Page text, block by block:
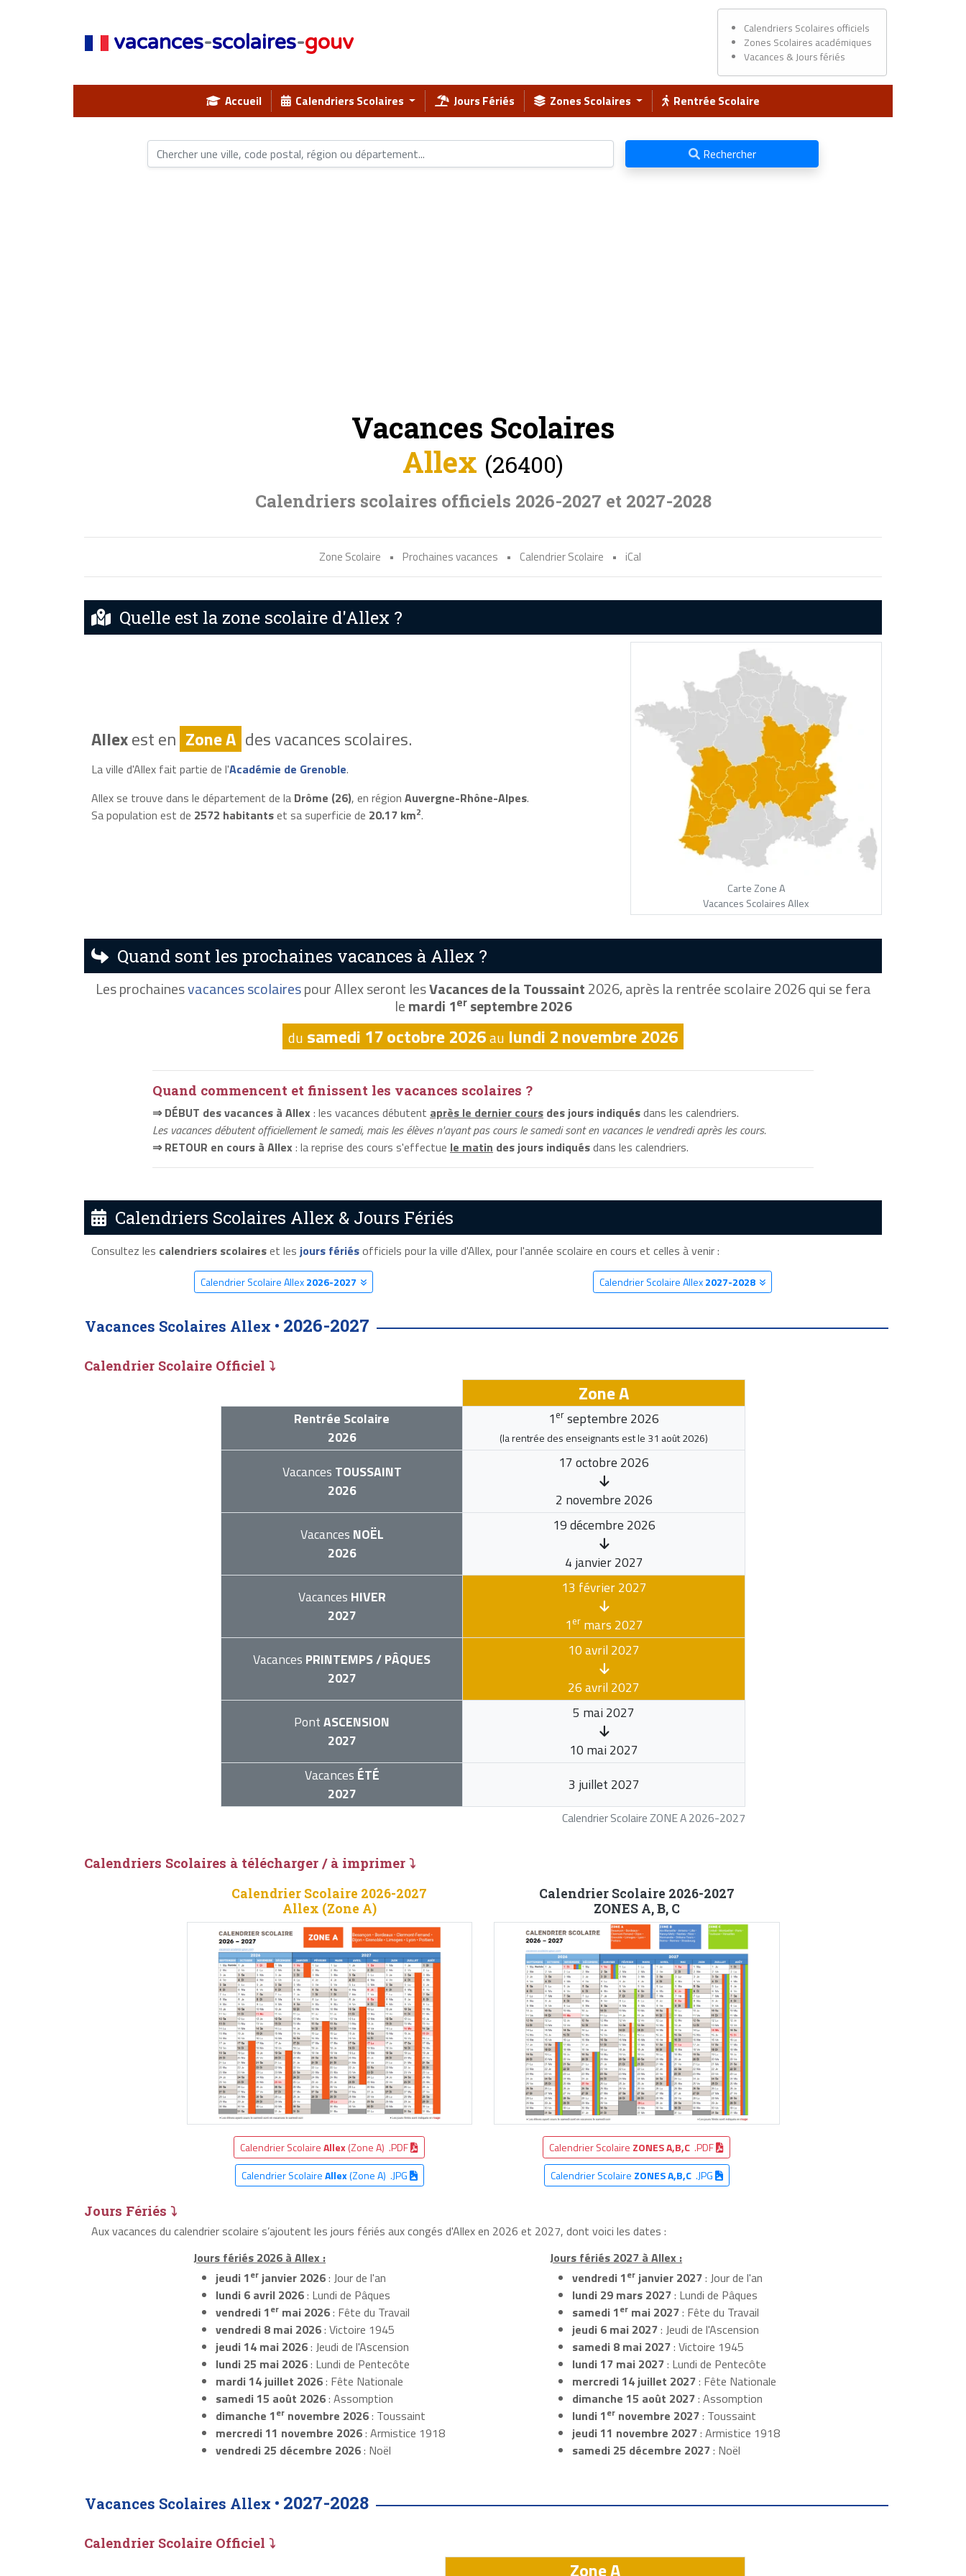
vacances-scolaires-gouv
Calendriers Scolaires officiels
Zones Scolaires académiques
Vacances & Jours fériés
Accueil Calendriers Scolaires Jours Fériés Zones Scolaires Rentrée Scolaire
Rechercher
Vacances Scolaires
Allex (26400)
Calendriers scolaires officiels 2026-2027 et 2027-2028
Zone Scolaire • Prochaines vacances • Calendrier Scolaire • iCal
Quelle est la zone scolaire d'Allex ?
Allexest en Zone A des vacances scolaires.
La ville d'Allex fait partie de l'Académie de Grenoble.
Allex se trouve dans le département de la Drôme (26), en région Auvergne-Rhône-Alpes.
Sa population est de 2572 habitantset sa superficie de 20.17 km2.
Carte Zone A
Vacances Scolaires Allex
Quand sont les prochaines vacances à Allex ?
Les prochainesvacances scolairespour Allex seront lesVacances de la Toussaint2026, après la rentrée scolaire 2026 qui se fera
lemardi 1erseptembre 2026
du samedi 17 octobre 2026au lundi 2 novembre 2026
Quand commencent et finissent les vacances scolaires ?
⇒ DÉBUT des vacances à Allex : les vacances débutent après le dernier cours des jours indiquésdans les calendriers.
Les vacances débutent officiellement le samedi, mais les élèves n'ayant pas cours le samedi sont en vacances le vendredi après les cours.
⇒ RETOUR en cours à Allex : la reprise des cours s'effectue le matin des jours indiquésdans les calendriers.
Calendriers Scolaires Allex & Jours Fériés
Consultez les calendriers scolaireset les jours fériésofficiels pour la ville d'Allex, pour l'année scolaire en cours et celles à venir :
Calendrier Scolaire Allex2026-2027 Calendrier Scolaire Allex2027-2028
Vacances Scolaires Allex • 2026-2027
Calendrier Scolaire Officiel ⤵
Calendrier Scolaire ZONE A 2026-2027
Zone A
Rentrée Scolaire
2026
1 er septembre 2026
(la rentrée des enseignants est le 31 août 2026)
Vacances TOUSSAINT
2026
17 octobre 2026
2 novembre 2026
Vacances NOËL
2026
19 décembre 2026
4 janvier 2027
Vacances HIVER
2027
13 février 2027
1ermars 2027
Vacances PRINTEMPS / PÂQUES
2027
10 avril 2027
26 avril 2027
PontASCENSION
2027
5 mai 2027
10 mai 2027
Vacances ÉTÉ
2027
3 juillet 2027
Calendriers Scolaires à télécharger / à imprimer ⤵
Calendrier Scolaire 2026-2027
Allex (Zone A)
Calendrier ScolaireAllex(Zone A) .PDF
Calendrier ScolaireAllex(Zone A) .JPG
Calendrier Scolaire 2026-2027
ZONES A, B, C
Calendrier Scolaire ZONES A,B,C .PDF
Calendrier Scolaire ZONES A,B,C.JPG
Jours Fériés ⤵
Aux vacances du calendrier scolaire s’ajoutent les jours fériés aux congés d'Allex en 2026 et 2027, dont voici les dates :
Jours fériés 2026 à Allex :
jeudi 1erjanvier 2026: Jour de l'an
lundi 6 avril 2026: Lundi de Pâques
vendredi 1ermai 2026: Fête du Travail
vendredi 8 mai 2026: Victoire 1945
jeudi 14 mai 2026: Jeudi de l'Ascension
lundi 25 mai 2026: Lundi de Pentecôte
mardi 14 juillet 2026: Fête Nationale
samedi 15 août 2026: Assomption
dimanche 1ernovembre 2026: Toussaint
mercredi 11 novembre 2026: Armistice 1918
vendredi 25 décembre 2026: Noël
Jours fériés 2027 à Allex :
vendredi 1erjanvier 2027: Jour de l'an
lundi 29 mars 2027: Lundi de Pâques
samedi 1ermai 2027: Fête du Travail
jeudi 6 mai 2027: Jeudi de l'Ascension
samedi 8 mai 2027: Victoire 1945
lundi 17 mai 2027: Lundi de Pentecôte
mercredi 14 juillet 2027: Fête Nationale
dimanche 15 août 2027: Assomption
lundi 1ernovembre 2027: Toussaint
jeudi 11 novembre 2027: Armistice 1918
samedi 25 décembre 2027: Noël
Vacances Scolaires Allex • 2027-2028
Calendrier Scolaire Officiel ⤵
Zone A